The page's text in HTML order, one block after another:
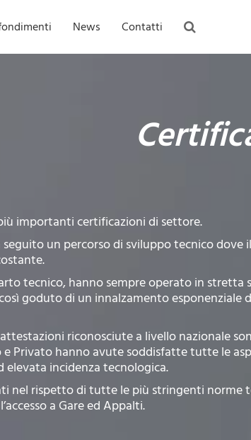
News Contatti
importanti certificazioni di settore.
un percorso di sviluppo tecnico
tecnico, hanno sempre operato in
goduto di un innalzamento
riconosciute a livello nazionale
Privato hanno avute soddisfatte tutte le
incidenza tecnologica.
nel rispetto di tutte le più stringenti
a Gare ed Appalti.